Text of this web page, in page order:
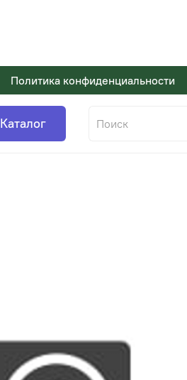
Политика конфиденциальности
Каталог